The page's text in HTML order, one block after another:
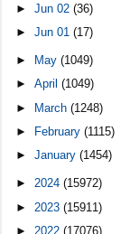
►Jun 02(36)
►Jun 01(17)
► May(1049)
►April(1049)
► March(1248)
►
February(1115)
►January(1454)
►2024(15972)
► 2023(15911)
► 2022(17076)